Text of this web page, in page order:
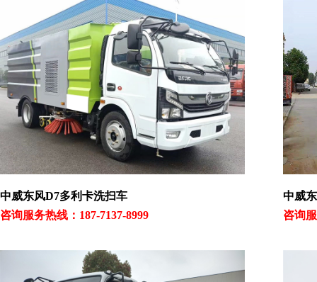
中威东风D7多利卡洗扫车
咨询服务热线：187-7137-8999
中威
咨询